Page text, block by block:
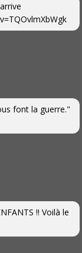
font la guerre."
!! Voilà le